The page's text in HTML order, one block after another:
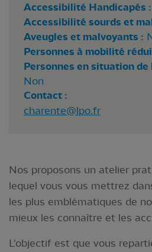
Accessibilité Handicapés :
Accessibilité sourds et
Aveugles et malvoyants :
Personnes à mobilité
Personnes en situation
Non
Contact :
charente@lpo.fr
Nos proposons un atelier
lequel vous vous mettrez
les plus emblématiques de
mieux les connaître et les
L'objectif est que vous